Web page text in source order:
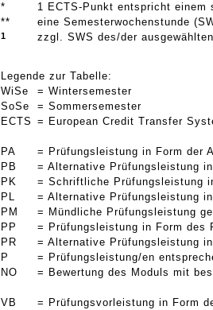
*
1 ECTS-Punkt entspricht einem
**
eine Semesterwochenstunde
1 zzgl. SWS des/der
Legende zur Tabelle:
WiSe
= Wintersemester
SoSe
= Sommersemester
ECTS
= European Credit Transfer
PA
= Prüfungsleistung in Form der
PB
= Alternative Prüfungsleistung
PK
= Schriftliche Prüfungsleistung
PL
= Alternative Prüfungsleistung
PM
= Mündliche Prüfungsleistung
PP
= Prüfungsleistung in Form des
PR
= Alternative Prüfungsleistung
P
= Prüfungsleistung/en
NO
= Bewertung des Moduls mit
VB = Prüfungsvorleistung in Form